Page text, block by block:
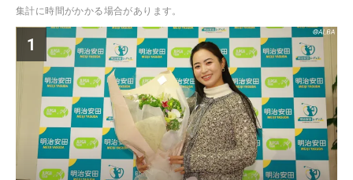
集計に時間がかかる場合があります。
1